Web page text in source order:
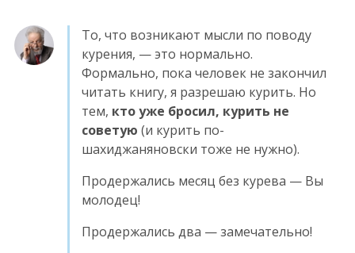
То, что возникают мысли по поводу
курения, — это нормально.
Формально, пока человек не закончил
читать книгу, я разрешаю курить. Но
тем, кто уже бросил, курить не
советую (и курить по-
шахиджаняновски тоже не нужно).
Продержались месяц без курева — Вы
молодец!
Продержались два — замечательно!